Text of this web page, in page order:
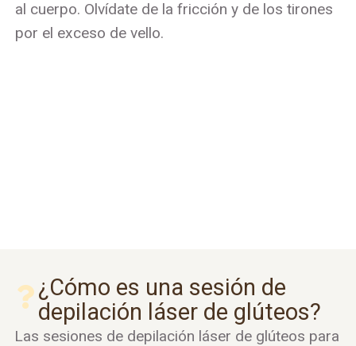
al cuerpo. Olvídate de la fricción y de los tirones
por el exceso de vello.
¿Cómo es una sesión de
depilación láser de glúteos?
Las sesiones de depilación láser de glúteos para